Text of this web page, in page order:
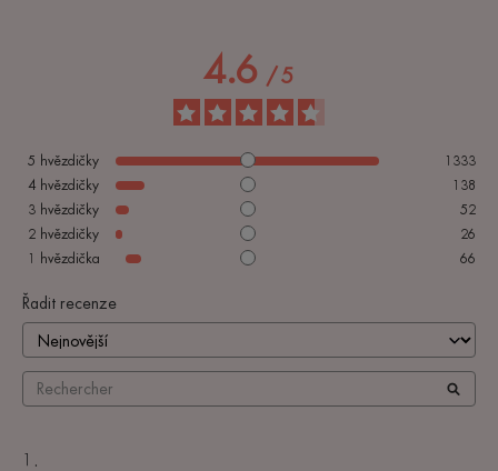
4.6 / 5
5 hvězdičky
1333
4 hvězdičky
138
3 hvězdičky
52
2 hvězdičky
26
hvězdička 66
Řadit recenze